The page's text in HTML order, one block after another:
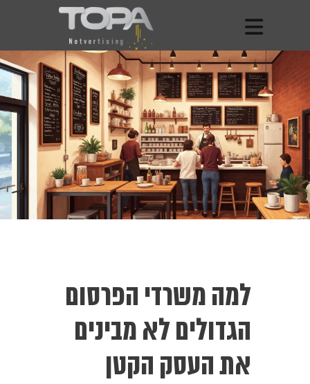
למה משרדי הפרסום
הגדולים לא מבינים
את העסק הקטן